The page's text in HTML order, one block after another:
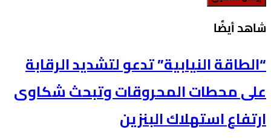
‫شاهد أيضًا‬
“الطاقة النيابية” تدعو لتشديد الرقابة
على محطات المحروقات وتبحث شكاوى
ارتفاع استهلاك البنزين